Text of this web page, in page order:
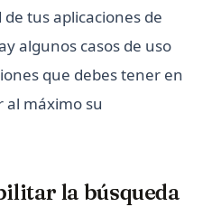
tus aplicaciones de
algunos casos de uso
que debes tener en
al máximo su
la búsqueda